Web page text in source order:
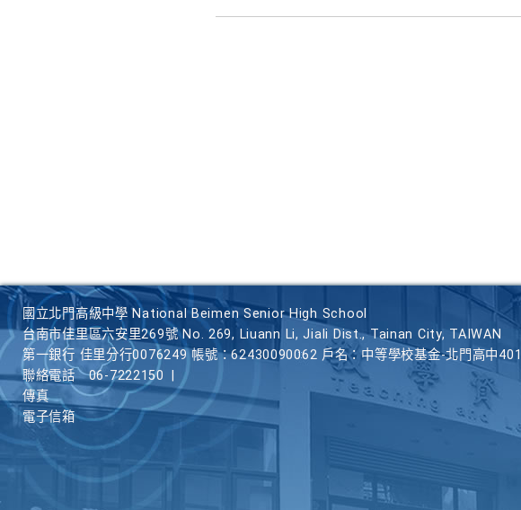
國立北門高級中學 National Beimen Senior High School
台南市佳里區六安里269號 No. 269, Liuann Li, Jiali Dist., Tainan City, TAIWAN
第一銀行 佳里分行0076249 帳號：62430090062 戶名：中等學校基金-北門高中
聯絡電話
06-7222150
傳真
電子信箱